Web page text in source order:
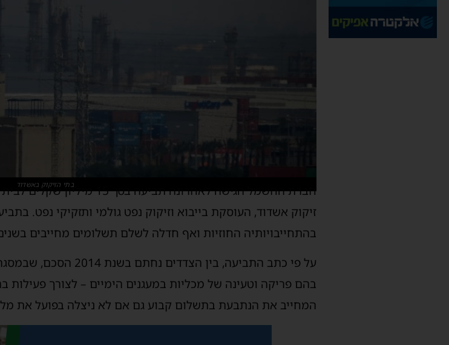
בתי הזיקוק באשדוד
חברת החשמל הגישה לאחרונה
זיקוק אשדוד, העוסקת בייבוא וזיקוק נפט גולמי ותזקיקי נפט.
בהתחייבויותיה החוזיות ואף חדלה לשלם תשלומים מחייבים
על פי כתב התביעה, בין
בהם פריקה וטעינה של מכליות במעגנים הימיים – לצורך פעילות
המחייב את הנתבעת בתשלום קבוע גם אם לא ניצלה בפועל את